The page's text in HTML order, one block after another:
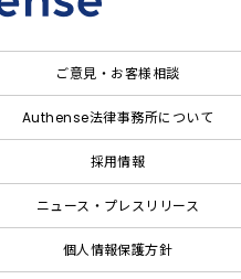
ご意見・お客様相談
Authense法律事務所について
採用情報
ニュース・プレスリリース
個人情報保護方針